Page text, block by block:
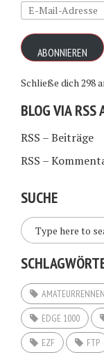
E-
Mail-
Adresse
ABONNIEREN
Schließe dich 298
BLOG VIA RSS
RSS – Beiträge
RSS –
SUCHE
AMATEURRENNEN
EDGE 1000
EZF
FTP